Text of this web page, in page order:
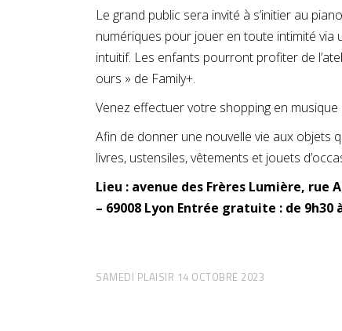
Le grand public sera invité à s’initier au
numériques pour jouer en toute intimité via
intuitif. Les enfants pourront profiter de
ours » de Family+.
Venez effectuer votre shopping en musique
Afin de donner une nouvelle vie aux objets
livres, ustensiles, vêtements et jouets
Lieu : avenue des Frères Lumière,
– 69008 Lyon Entrée gratuite : de 9h30
SAMEDI PLAISIR 14 OCTOBRE 2023